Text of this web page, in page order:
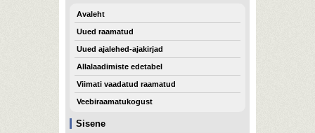
Sisene
Avaleht
Uued raamatud
Uued ajalehed-ajakirjad
Allalaadimiste edetabel
Viimati vaadatud raamatud
Veebiraamatukogust